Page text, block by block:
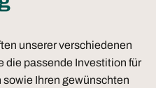
unserer verschiedenen
die passende Investition für
Ihren gewünschten